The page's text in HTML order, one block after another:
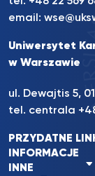
email:
Uniwersytet
w Warszawie
ul. Dewajtis 5,
tel. centrala
PRZYDATNE
INFORMACJE
INNE